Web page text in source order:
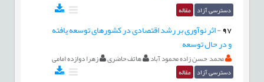
دسترسی آزاد مقاله
97
-اثر نوآوری بر رشد اقتصادی در کشورهای توسعه یافته
و در حال توسعه
محمد حسن زاده محمود آباد هاتف حاضری زهرا دوازده امامی
دسترسی آزاد مقاله